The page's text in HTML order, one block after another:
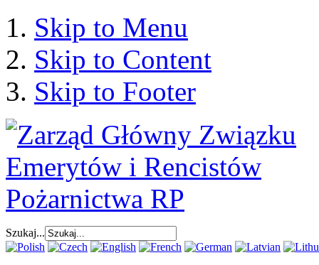
Skip to Menu
Skip to Content
Skip to Footer
Szukaj...